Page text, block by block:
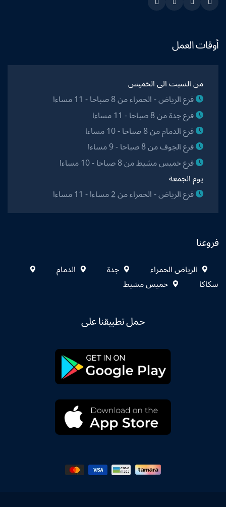
Snapchat
Twitter
Linkedin
Instagram
أوقات العمل
من السبت الى الخميس
فرع الرياض - الحمراء من 8 صباحا - 11 مساءا
فرع جدة من 8 صباحا - 11 مساءا
فرع الدمام من 8 صباحا - 10 مساءا
فرع الجوف من 8 صباحا - 9 مساءا
فرع خميس مشيط من 8 صباحا - 10 مساءا
يوم الجمعة
فرع الرياض - الحمراء من 2 مساءا - 11 مساءا
فروعنا
الرياض الحمراء جدة
الدمام
سكاكا
خميس مشيط
حمل تطبيقنا على